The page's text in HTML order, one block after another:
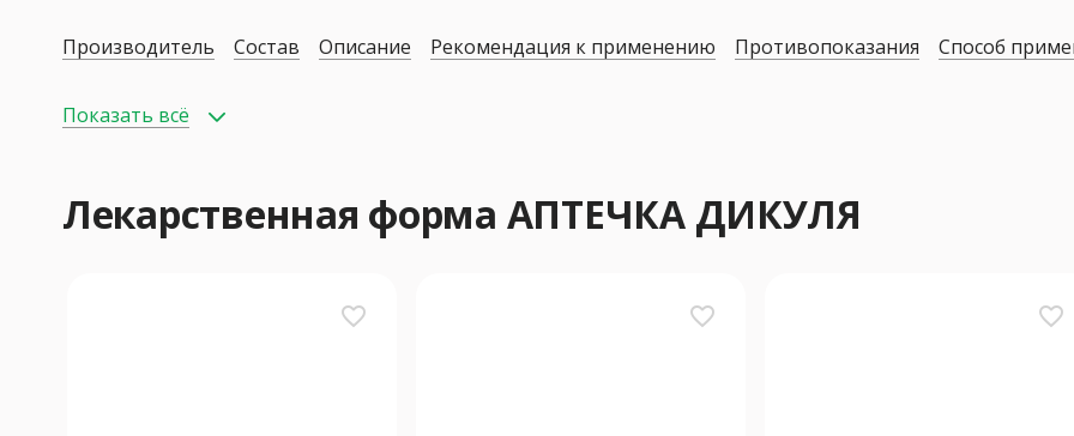
Производитель Состав Описание Рекомендация к применению Противопоказания Способ
Показать всё
Лекарственная форма АПТЕЧКА ДИКУЛЯ
favorite_border favorite_border favorite_border